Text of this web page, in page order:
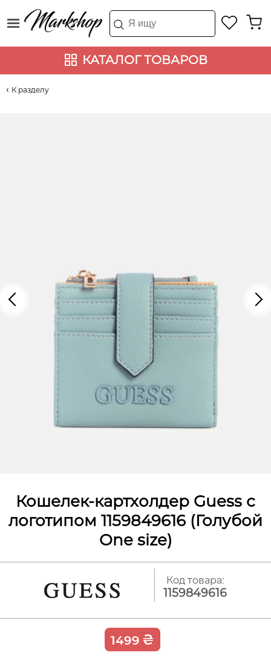
КАТАЛОГ ТОВАРОВ
К разделу
Кошелек-картхолдер Guess с
логотипом 1159849616 (Голубой
One size)
Код товара:
1159849616
1499 ₴